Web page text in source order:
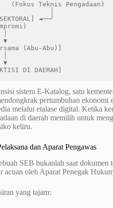
(Fokus Teknis Pengadaan)
sistem E-Katalog, satu
pertumbuhan ekonomi
melalui etalase digital. Ketika
di daerah memilih untuk
keliru.
dan Aparat Pengawas
SEB bukanlah saat
acuan oleh Aparat Penegak
yang tajam: